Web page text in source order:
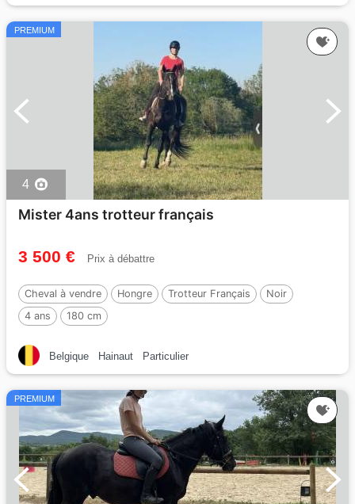
PREMIUM
4
Mister 4ans trotteur français
3 500 € Prix à débattre
Cheval à vendre Hongre Trotteur Français
Noir
4 ans
180 cm
Belgique Hainaut Particulier
PREMIUM